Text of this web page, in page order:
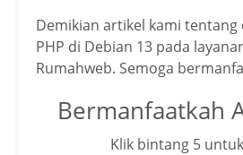
Demikian artikel kami
PHP di Debian 13 pada
Rumahweb. Semoga
Bermanfaatkah
Klik bintang 5